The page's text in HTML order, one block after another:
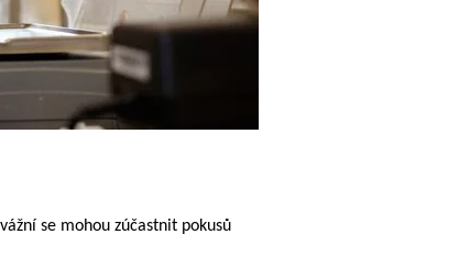
se mohou zúčastnit pokusů